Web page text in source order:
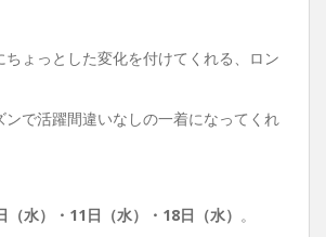
ちょっとした変化を付けてくれる、ロン
ンで活躍間違いなしの一着になってくれ
（水）・ 11日（水）・18日（水） 。